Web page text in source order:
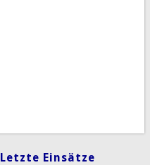
Letzte Einsätze